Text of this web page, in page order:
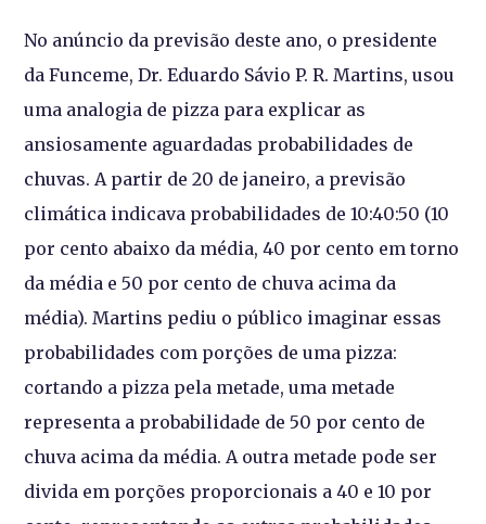
No anúncio da previsão deste ano, o presidente
da Funceme, Dr. Eduardo Sávio P. R. Martins, usou
uma analogia de pizza para explicar as
ansiosamente aguardadas probabilidades de
chuvas. A partir de 20 de janeiro, a previsão
climática indicava probabilidades de 10:40:50 (10
por cento abaixo da média, 40 por cento em torno
da média e 50 por cento de chuva acima da
média). Martins pediu o público imaginar essas
probabilidades com porções de uma pizza:
cortando a pizza pela metade, uma metade
representa a probabilidade de 50 por cento de
chuva acima da média. A outra metade pode ser
divida em porções proporcionais a 40 e 10 por